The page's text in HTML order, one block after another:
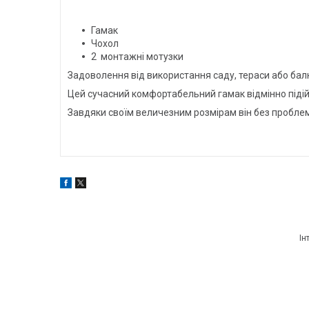
Гамак
Чохол
2 монтажні мотузки
Задоволення від використання саду, тераси або
Цей сучасний комфортабельний гамак відмінно
Завдяки своїм величезним розмірам він без